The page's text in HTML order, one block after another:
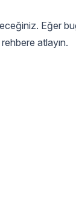
Eğer
rehbere atlayın.